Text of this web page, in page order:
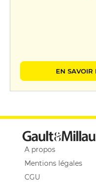
EN SAVOIR
A propos
Mentions légales
CGU